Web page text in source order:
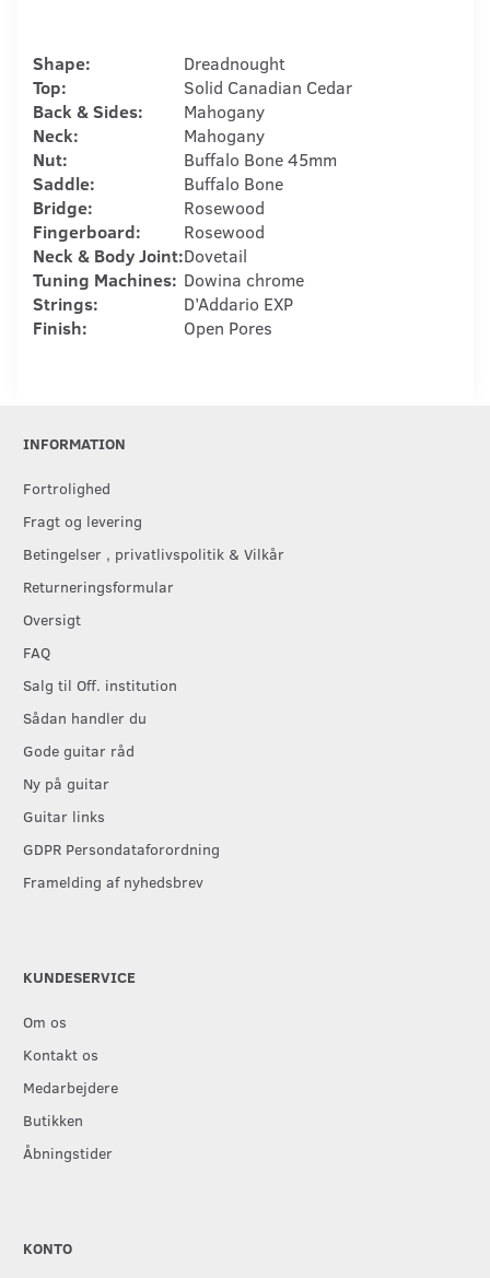
Shape:
Dreadnought
Top:
Solid Canadian Cedar
Back & Sides:
Mahogany
Neck:
Mahogany
Nut:
Buffalo Bone 45mm
Saddle:
Buffalo Bone
Bridge:
Rosewood
Fingerboard:
Rosewood
Neck & Body Joint:Dovetail
Tuning Machines: Dowina chrome
Strings:
D’Addario EXP
Finish:
Open Pores
INFORMATION
Fortrolighed
Fragt og levering
Betingelser , privatlivspolitik & Vilkår
Returneringsformular
Oversigt
FAQ
Salg til Off. institution
Sådan handler du
Gode guitar råd
Ny på guitar
Guitar links
GDPR Persondataforordning
Framelding af nyhedsbrev
KUNDESERVICE
Om os
Kontakt os
Medarbejdere
Butikken
Åbningstider
KONTO